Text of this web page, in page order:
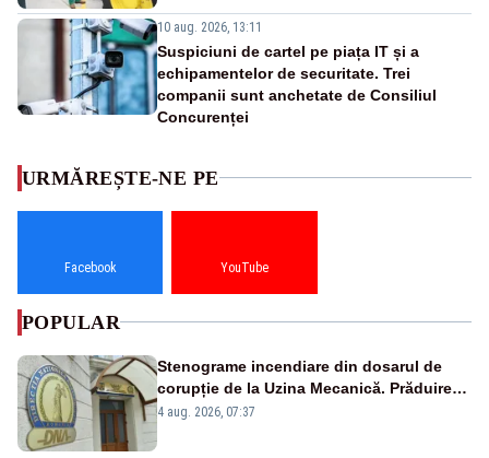
10 aug. 2026, 13:11
Suspiciuni de cartel pe piața IT și a
echipamentelor de securitate. Trei
companii sunt anchetate de Consiliul
Concurenței
URMĂREȘTE-NE PE
Facebook YouTube
POPULAR
Stenograme incendiare din dosarul de
corupție de la Uzina Mecanică. Prăduirea
banilor din programul SAFE, interceptată
4 aug. 2026, 07:37